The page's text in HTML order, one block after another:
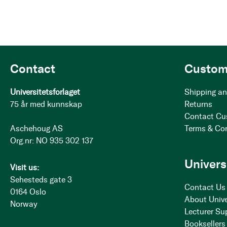
Contact
Universitetsforlaget
75 år med kunnskap
Aschehoug AS
Org.nr: NO 935 302 137
Visit us:
Sehesteds gate 3
0164 Oslo
Norway
Shipping
Returns
Contact
Terms &
Contact Us
About
Lecturer
Booksellers